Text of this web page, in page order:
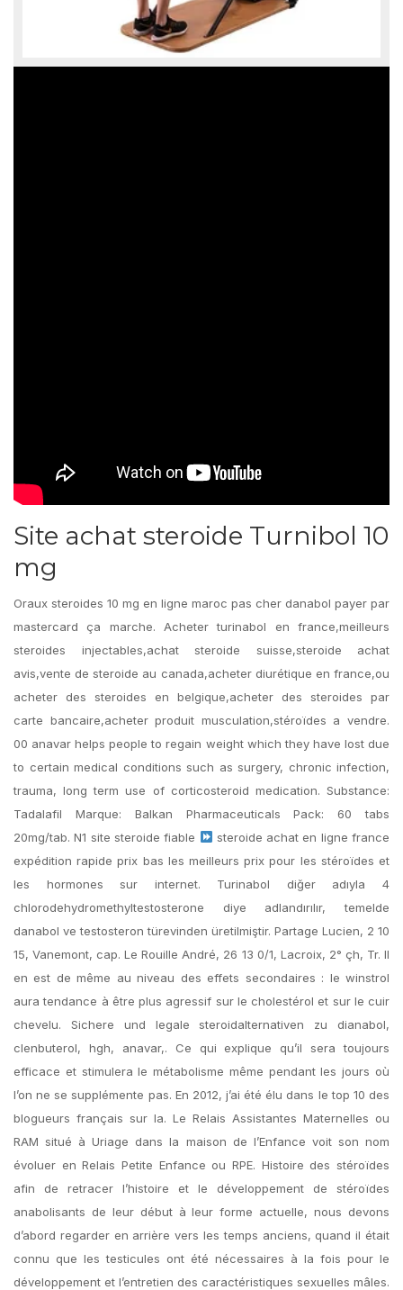
Site achat steroide Turnibol 10
mg
Oraux steroides 10 mg en ligne maroc pas cher danabol payer par
mastercard ça marche. Acheter turinabol en france,meilleurs
steroides injectables,achat steroide suisse,steroide achat
avis,vente de steroide au canada,acheter diurétique en france,ou
acheter des steroides en belgique,acheter des steroides par
carte bancaire,acheter produit musculation,stéroïdes a vendre.
00 anavar helps people to regain weight which they have lost due
to certain medical conditions such as surgery, chronic infection,
trauma, long term use of corticosteroid medication. Substance:
Tadalafil Marque: Balkan Pharmaceuticals Pack: 60 tabs
20mg/tab. N1 site steroide fiable
steroide achat en ligne france
expédition rapide prix bas les meilleurs prix pour les stéroïdes et
les hormones sur internet. Turinabol diğer adıyla 4
chlorodehydromethyltestosterone diye adlandırılır, temelde
danabol ve testosteron türevinden üretilmiştir. Partage Lucien, 2 10
15, Vanemont, cap. Le Rouille André, 26 13 0/1, Lacroix, 2° çh, Tr. Il
en est de même au niveau des effets secondaires : le winstrol
aura tendance à être plus agressif sur le cholestérol et sur le cuir
chevelu. Sichere und legale steroidalternativen zu dianabol,
clenbuterol, hgh, anavar,. Ce qui explique qu’il sera toujours
efficace et stimulera le métabolisme même pendant les jours où
l’on ne se supplémente pas. En 2012, j’ai été élu dans le top 10 des
blogueurs français sur la. Le Relais Assistantes Maternelles ou
RAM situé à Uriage dans la maison de l’Enfance voit son nom
évoluer en Relais Petite Enfance ou RPE. Histoire des stéroïdes
afin de retracer l’histoire et le développement de stéroïdes
anabolisants de leur début à leur forme actuelle, nous devons
d’abord regarder en arrière vers les temps anciens, quand il était
connu que les testicules ont été nécessaires à la fois pour le
développement et l’entretien des caractéristiques sexuelles mâles.